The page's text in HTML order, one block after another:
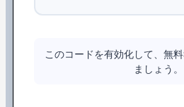
このコードを有効化して、無
ましょう。